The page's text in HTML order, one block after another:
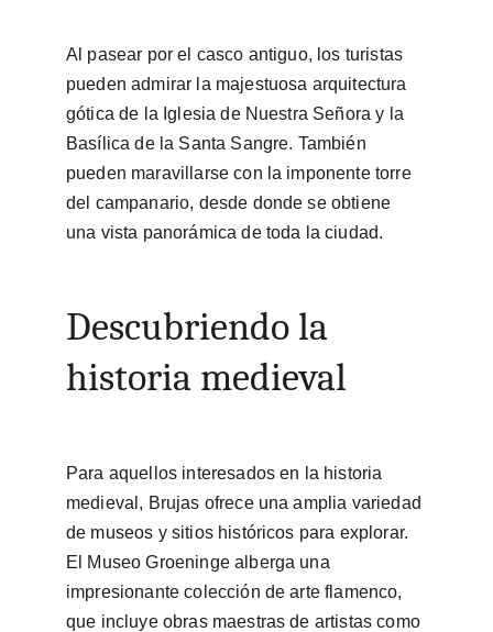
Al pasear por el casco antiguo, los turistas
pueden admirar la majestuosa arquitectura
gótica de la Iglesia de Nuestra Señora y la
Basílica de la Santa Sangre. También
pueden maravillarse con la imponente torre
del campanario, desde donde se obtiene
una vista panorámica de toda la ciudad.
Descubriendo la
historia medieval
Para aquellos interesados en la historia
medieval, Brujas ofrece una amplia variedad
de museos y sitios históricos para explorar.
El Museo Groeninge alberga una
impresionante colección de arte flamenco,
que incluye obras maestras de artistas como